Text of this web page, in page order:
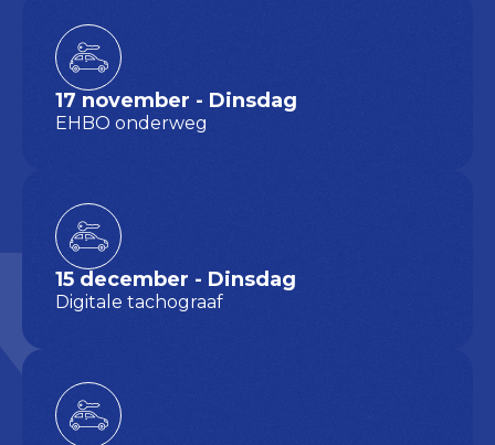
17 november - Dinsdag
EHBO onderweg
15 december - Dinsdag
Digitale tachograaf